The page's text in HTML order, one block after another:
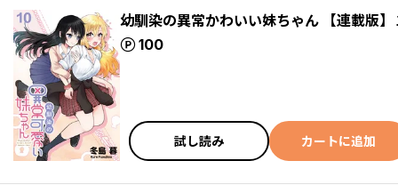
幼馴染の異常かわいい妹ちゃん 【連載版】
100
ポイント
試し読み カートに追加